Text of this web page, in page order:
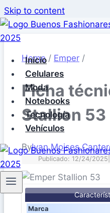
Skip to content
Inicio
Celulares
Moda
Notebooks
Tecnología
Vehículos
Home / Emper /
Ficha
Stallion 53
ByIvan Moises
Publicado: 12/24/2025
Marca